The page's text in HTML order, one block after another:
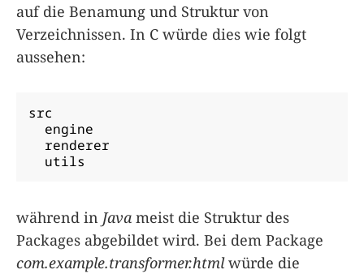
auf die Benamung und Struktur von
Verzeichnissen. In C würde dies wie folgt
aussehen:
src
  engine
  renderer
  utils
während in Java meist die Struktur des
Packages abgebildet wird. Bei dem Package
com.example.transformer.htmlwürde die